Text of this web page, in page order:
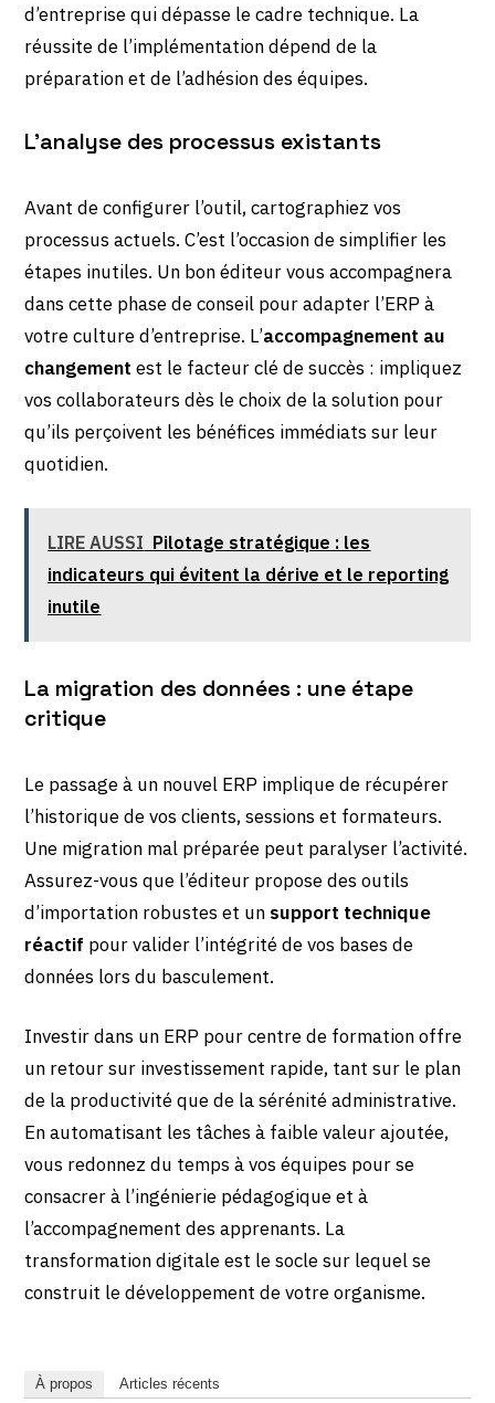
d’entreprise qui dépasse le cadre technique. La
réussite de l’implémentation dépend de la
préparation et de l’adhésion des équipes.
L’analyse des processus existants
Avant de configurer l’outil, cartographiez vos
processus actuels. C’est l’occasion de simplifier les
étapes inutiles. Un bon éditeur vous accompagnera
dans cette phase de conseil pour adapter l’ERP à
votre culture d’entreprise. L’accompagnement au
changement est le facteur clé de succès : impliquez
vos collaborateurs dès le choix de la solution pour
qu’ils perçoivent les bénéfices immédiats sur leur
quotidien.
LIRE AUSSI Pilotage stratégique : les
indicateurs qui évitent la dérive et le reporting
inutile
La migration des données : une étape
critique
Le passage à un nouvel ERP implique de récupérer
l’historique de vos clients, sessions et formateurs.
Une migration mal préparée peut paralyser l’activité.
Assurez-vous que l’éditeur propose des outils
d’importation robustes et un support technique
réactif pour valider l’intégrité de vos bases de
données lors du basculement.
Investir dans un ERP pour centre de formation offre
un retour sur investissement rapide, tant sur le plan
de la productivité que de la sérénité administrative.
En automatisant les tâches à faible valeur ajoutée,
vous redonnez du temps à vos équipes pour se
consacrer à l’ingénierie pédagogique et à
l’accompagnement des apprenants. La
transformation digitale est le socle sur lequel se
construit le développement de votre organisme.
À propos Articles récents